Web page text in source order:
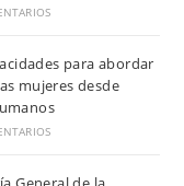
para abordar
mujeres desde